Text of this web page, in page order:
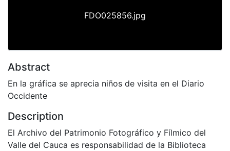
FDO025856.jpg
Abstract
En la gráfica se aprecia niños de visita en el Diario
Occidente
Description
El Archivo del Patrimonio Fotográfico y Fílmico del
Valle del Cauca es responsabilidad de la Biblioteca